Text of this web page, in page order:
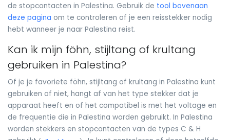
de stopcontacten in Palestina. Gebruik de tool bovenaan
deze pagina om te controleren of je een reisstekker nodig
hebt wanneer je naar Palestina reist.
Kan ik mijn föhn, stijltang of krultang
gebruiken in Palestina?
Of je je favoriete föhn, stijltang of krultang in Palestina kunt
gebruiken of niet, hangt af van het type stekker dat je
apparaat heeft en of het compatibel is met het voltage en
de frequentie die in Palestina worden gebruikt. In Palestina
worden stekkers en stopcontacten van de types C & H